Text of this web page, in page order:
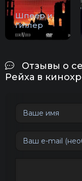
Шпеер и
Гитлер
Отзывы о
Рейха в